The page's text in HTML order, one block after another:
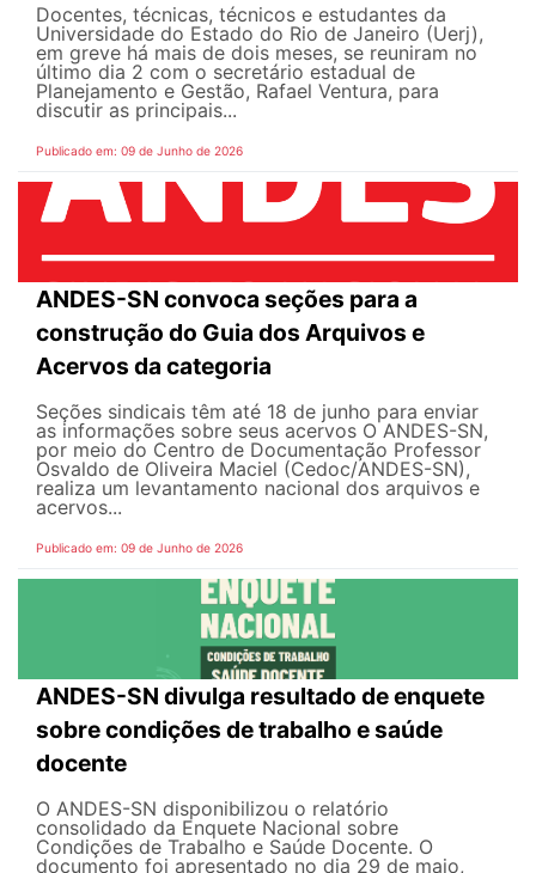
Docentes, técnicas, técnicos e estudantes da
Universidade do Estado do Rio de Janeiro (Uerj),
em greve há mais de dois meses, se reuniram no
último dia 2 com o secretário estadual de
Planejamento e Gestão, Rafael Ventura, para
discutir as principais...
Publicado em: 09 de Junho de 2026
ANDES-SN convoca seções para a
construção do Guia dos Arquivos e
Acervos da categoria
Seções sindicais têm até 18 de junho para enviar
as informações sobre seus acervos O ANDES-SN,
por meio do Centro de Documentação Professor
Osvaldo de Oliveira Maciel (Cedoc/ANDES-SN),
realiza um levantamento nacional dos arquivos e
acervos...
Publicado em: 09 de Junho de 2026
ANDES-SN divulga resultado de enquete
sobre condições de trabalho e saúde
docente
O ANDES-SN disponibilizou o relatório
consolidado da Enquete Nacional sobre
Condições de Trabalho e Saúde Docente. O
documento foi apresentado no dia 29 de maio,